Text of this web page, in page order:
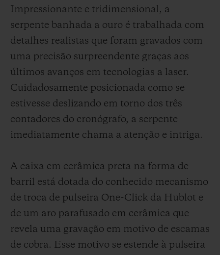
Impressionante e tridimensional, a
serpente banhada a ouro é trabalhada com
detalhes realistas que foram gravados com
uma precisão surpreendente graças aos
últimos avanços em tecnologias a laser.
Cuidadosamente posicionada como se
estivesse deslizando em torno dos três
contadores do cronógrafo, a serpente
imediatamente chama a atenção e intriga.
A caixa em cerâmica preta na forma de
barril está dotada do conhecido mecanismo
de troca de pulseira One-Click da Hublot e
de um aro parafusado em cerâmica que
revela uma gravação em motivo de escamas
de cobra. Esse motivo se estende à pulseira